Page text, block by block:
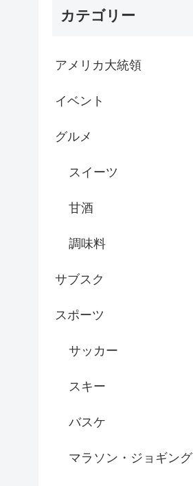
カテゴリー
アメリカ大統領
イベント
グルメ
スイーツ
甘酒
調味料
サブスク
スポーツ
サッカー
スキー
バスケ
マラソン・ジョギング